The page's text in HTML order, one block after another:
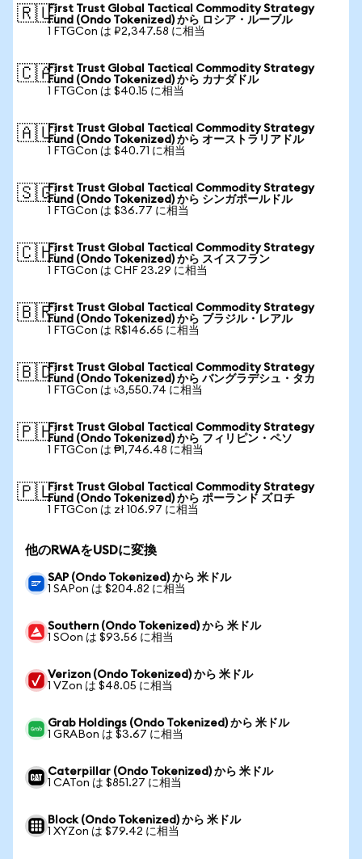
🇷🇺First Trust Global Tactical Commodity Strategy
Fund (Ondo Tokenized) から ロシア・ルーブル
1 FTGCon は ₽2,347.58 に相当
🇨🇦First Trust Global Tactical Commodity Strategy
Fund (Ondo Tokenized) から カナダドル
1 FTGCon は $40.15 に相当
🇦🇺First Trust Global Tactical Commodity Strategy
Fund (Ondo Tokenized) から オーストラリアドル
1 FTGCon は $40.71 に相当
🇸🇬First Trust Global Tactical Commodity Strategy
Fund (Ondo Tokenized) から シンガポールドル
1 FTGCon は $36.77 に相当
🇨🇭First Trust Global Tactical Commodity Strategy
Fund (Ondo Tokenized) から スイスフラン
1 FTGCon は CHF 23.29 に相当
🇧🇷First Trust Global Tactical Commodity Strategy
Fund (Ondo Tokenized) から ブラジル・レアル
1 FTGCon は R$146.65 に相当
🇧🇩First Trust Global Tactical Commodity Strategy
Fund (Ondo Tokenized) から バングラデシュ・タカ
1 FTGCon は ৳3,550.74 に相当
🇵🇭First Trust Global Tactical Commodity Strategy
Fund (Ondo Tokenized) から フィリピン・ペソ
1 FTGCon は ₱1,746.48 に相当
🇵🇱First Trust Global Tactical Commodity Strategy
Fund (Ondo Tokenized) から ポーランド ズロチ
1 FTGCon は zł 106.97 に相当
他のRWAをUSDに変換
SAP (Ondo Tokenized) から 米ドル
1 SAPon は $204.82 に相当
Southern (Ondo Tokenized) から 米ドル
1 SOon は $93.56 に相当
Verizon (Ondo Tokenized) から 米ドル
1 VZon は $48.05 に相当
Grab Holdings (Ondo Tokenized) から 米ドル
1 GRABon は $3.67 に相当
Caterpillar (Ondo Tokenized) から 米ドル
1 CATon は $851.27 に相当
Block (Ondo Tokenized) から 米ドル
1 XYZon は $79.42 に相当